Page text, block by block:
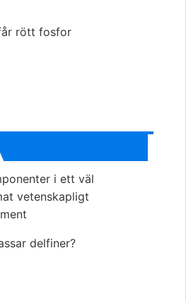
rött fosfor
i ett väl
vetenskapligt
delfiner?